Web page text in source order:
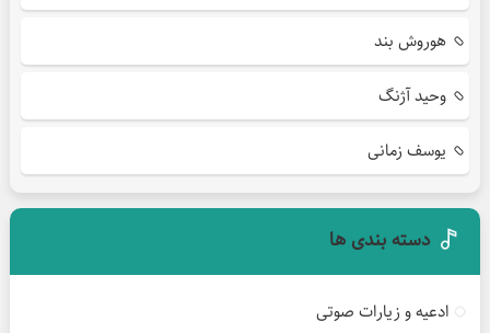
هوروش بند
وحید آژنگ
یوسف زمانی
دسته بندی ها
ادعیه و زیارات صوتی